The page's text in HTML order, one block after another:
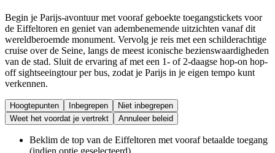
Begin je Parijs-avontuur met vooraf geboekte toegangstickets voor
de Eiffeltoren en geniet van adembenemende uitzichten vanaf dit
wereldberoemde monument. Vervolg je reis met een schilderachtige
cruise over de Seine, langs de meest iconische bezienswaardigheden
van de stad. Sluit de ervaring af met een 1- of 2-daagse hop-on hop-
off sightseeingtour per bus, zodat je Parijs in je eigen tempo kunt
verkennen.
Hoogtepunten Inbegrepen
Niet inbegrepen
Weet het voordat je vertrekt
Annuleer beleid
Beklim de top van de Eiffeltoren met vooraf betaalde toegang
(indien optie geselecteerd)